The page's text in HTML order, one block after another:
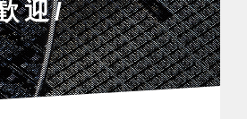
迎/